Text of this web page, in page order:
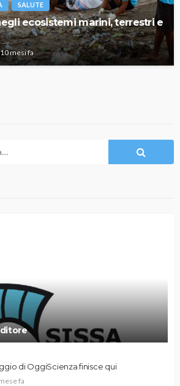
SALUTE
ecosistemi marini, terrestri e
10 mesi fa
di OggiScienza finisce qui
fa